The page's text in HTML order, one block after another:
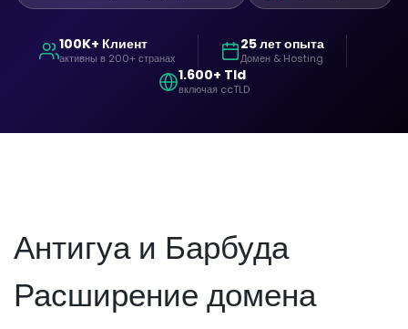
100K+ Клиент
активны в 200+ странах
25 лет опыта
Домен & Hosting
1.600+ Tld
включая ccTLD
Антигуа и Барбуда
Расширение домена